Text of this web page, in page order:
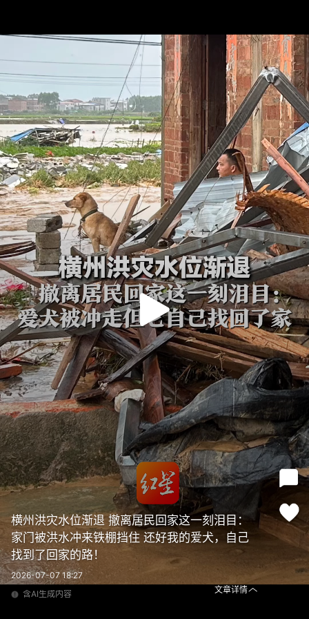
横州洪灾水位渐退 撤离居民回家这一刻泪目：
家门被洪水冲来铁棚挡住 还好我的爱犬，自己
找到了回家的路！
2026-07-07 18:27
含AI生成内容
文章详情